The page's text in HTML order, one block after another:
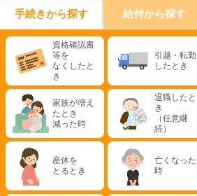
手続きから探す 給付から探す
資格確認書
等を
なくしたと
き
引越・転勤
したとき
家族が増え
たとき
減った時
退職したと
き
（任意継
続）
産休を
とるとき
亡くなった
時